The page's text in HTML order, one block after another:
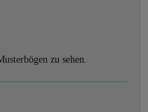
zu sehen.